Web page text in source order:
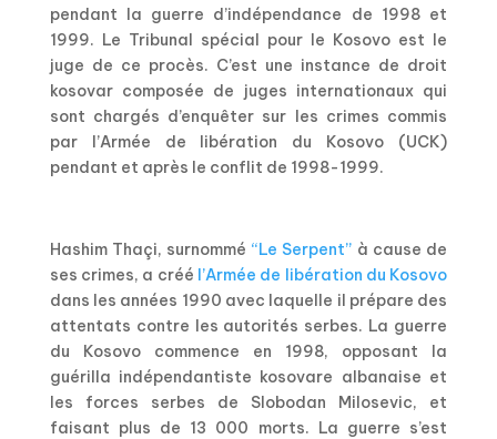
pendant la guerre d’indépendance de 1998 et
1999. Le Tribunal spécial pour le Kosovo est le
juge de ce procès. C’est une instance de droit
kosovar composée de juges internationaux qui
sont chargés d’enquêter sur les crimes commis
par l’Armée de libération du Kosovo (UCK)
pendant et après le conflit de 1998-1999.
Hashim Thaçi, surnommé “Le Serpent” à cause de
ses crimes, a créé l’Armée de libération du Kosovo
dans les années 1990 avec laquelle il prépare des
attentats contre les autorités serbes. La guerre
du Kosovo commence en 1998, opposant la
guérilla indépendantiste kosovare albanaise et
les forces serbes de Slobodan Milosevic, et
faisant plus de 13 000 morts. La guerre s’est